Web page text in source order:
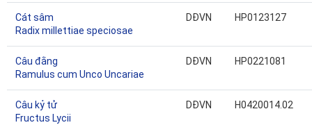
Cát sâm
Radix millettiae speciosae
DĐVN HP0123127
Câu đằng
Ramulus cum Unco Uncariae
DĐVN HP0221081
Câu kỷ tử
Fructus Lycii
DĐVN H0420014.02